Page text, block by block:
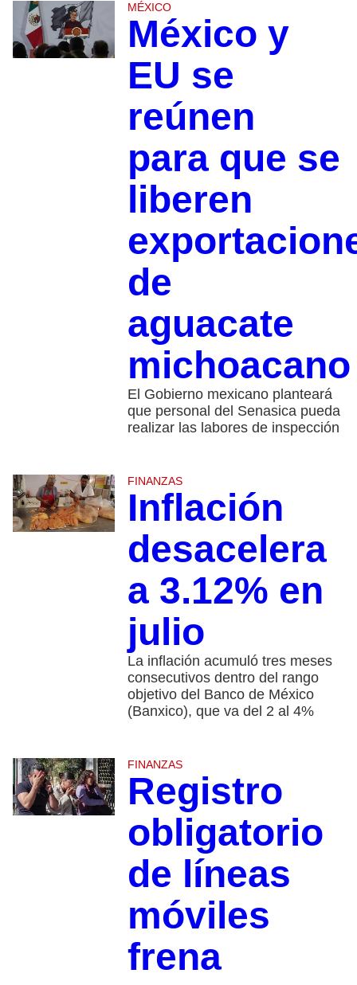
MÉXICO
México y
EU se
reúnen
para que se
liberen
de
aguacate
michoacano
El Gobierno mexicano planteará
que personal del Senasica pueda
realizar las labores de inspección
FINANZAS
Inflación
desacelera
a 3.12% en
julio
La inflación acumuló tres meses
consecutivos dentro del rango
objetivo del Banco de México
(Banxico), que va del 2 al 4%
FINANZAS
Registro
obligatorio
de líneas
móviles
frena